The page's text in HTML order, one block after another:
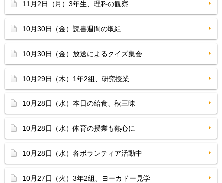
11月2日（月）3年生、理科の観察
10月30日（金）読書週間の取組
10月30日（金）放送によるクイズ集会
10月29日（木）1年2組、研究授業
10月28日（水）本日の給食、秋三昧
10月28日（水）体育の授業も熱心に
10月28日（水）各ボランティア活動中
10月27日（火）3年2組、ヨーカドー見学